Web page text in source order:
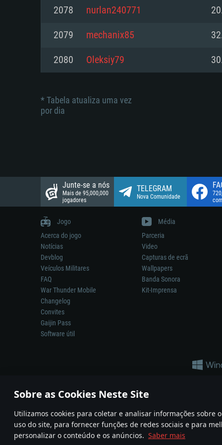
Sobre as Cookies Neste Site
Utilizamos cookies para coletar e analisar informações sobre
uso do site, para fornecer funções de redes sociais e para
personalizar o conteúdo e os anúncios. Saber mais
Disco: 23,1 GB
Network: Internet de banda
Disco: 21,5 GB
Network: Internet de banda
Disco: 21,5 GB
2078 nurlan240771
2079 mechanix85
2080 Oleksiy79
* Tabela atualiza uma vez
por dia
Junte-se a nós
Mais de 95,000,000
jogadores
TELEGRAM
Nova Comunidade
Jogo
Acerca do jogo
Notícias
Devblog
Veículos Militares
FAQ
War Thunder Mobile
Changelog
Convites
Gaijin Pass
Software útil
Média
Parceria
Video
Capturas de ecrã
Wallpapers
Banda Sonora
Kit-Imprensa
A reprodução de qualquer sistema de armas ou veículo neste
© 2011—2026 Gaijin Games Kft. All trademarks, logos and brand
Termos e condições Termos de Serviço